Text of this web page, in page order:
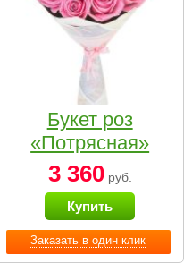
Заказать в один клик
Букет роз
«Потрясная»
3 360руб.
Купить